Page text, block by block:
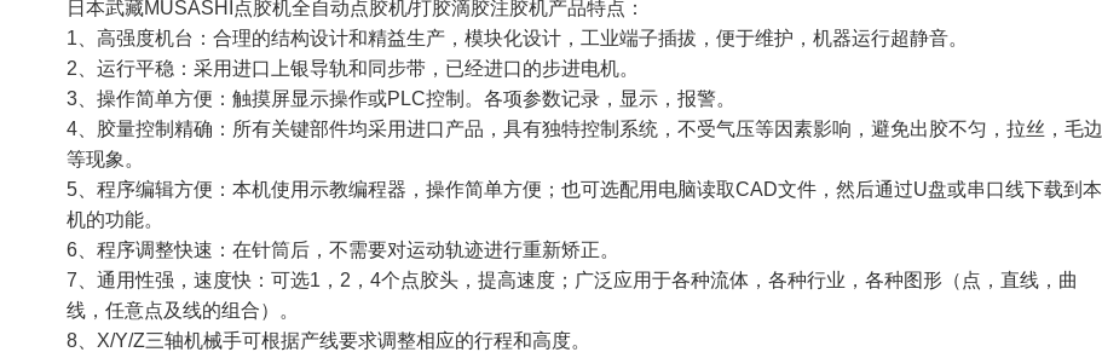
日本武藏MUSASHI点胶机全自动点胶机/打胶滴胶注胶机产品特点：
1、高强度机台：合理的结构设计和精益生产，模块化设计，工业端子插拔，便于维护，机器运行超静音。
2、运行平稳：采用进口上银导轨和同步带，已经进口的步进电机。
3、操作简单方便：触摸屏显示操作或PLC控制。各项参数记录，显示，报警。
4、胶量控制精确：所有关键部件均采用进口产品，具有独特控制系统，不受气压等因素影响，避免出胶不匀，拉丝，毛边
等现象。
5、程序编辑方便：本机使用示教编程器，操作简单方便；也可选配用电脑读取CAD文件，然后通过U盘或串口线下载到本
机的功能。
6、程序调整快速：在针筒后，不需要对运动轨迹进行重新矫正。
7、通用性强，速度快：可选1，2，4个点胶头，提高速度；广泛应用于各种流体，各种行业，各种图形（点，直线，曲
线，任意点及线的组合）。
8、X/Y/Z三轴机械手可根据产线要求调整相应的行程和高度。